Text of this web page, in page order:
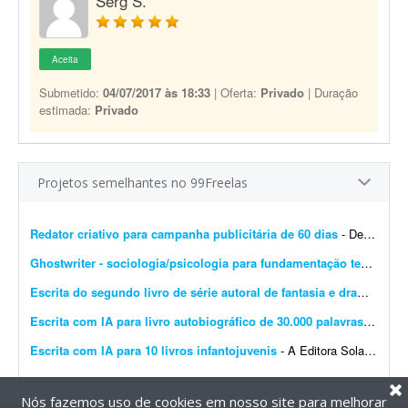
Aceita
Submetido: 04/07/2017 às 18:33 | Oferta: Privado | Duração
estimada: Privado
Projetos semelhantes no 99Freelas
Redator criativo para campanha publicitária de 60 dias - Desenvolver supervisão editorial, definição de objetivos, escrita de títulos e blocos de texto e definição do estilo de campanha para uma campanha publicit...
Ghostwriter - sociologia/psicologia para fundamentação teórica
Escrita do segundo livro de série autoral de fantasia e drama
Escrita com IA para livro autobiográfico de 30.000 palavras
- A
Escrita com IA para 10 livros infantojuvenis - A Editora Solano busca um profissional especializado em Inteligência Artificial e escrita criativa para desenvolver 10 livros completos, com aproximadamente 10 mil palavras cada, utilizando f...
Nós fazemos uso de cookies em nosso site para melhorar